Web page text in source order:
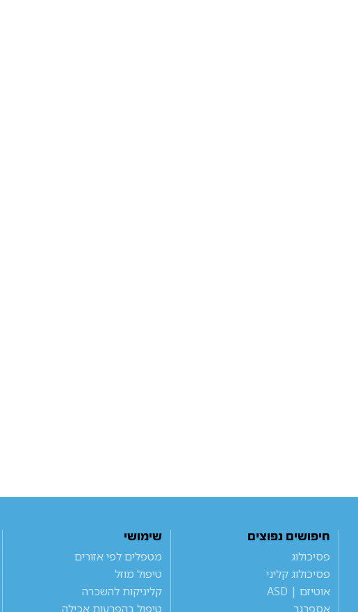
חיפושים נפוצים
פסיכולוג
פסיכולוג קליני
אוטיזם | ASD
אספרגר
שימושי
מטפלים לפי אזורים
טיפול מוזל
קליניקות להשכרה
טיפול בהפרעות אכילה